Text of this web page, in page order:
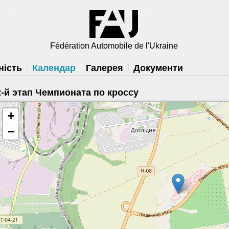
Fédération Automobile de l'Ukraine
Календар Галерея Документи
й этап Чемпионата по кроссу
+
−